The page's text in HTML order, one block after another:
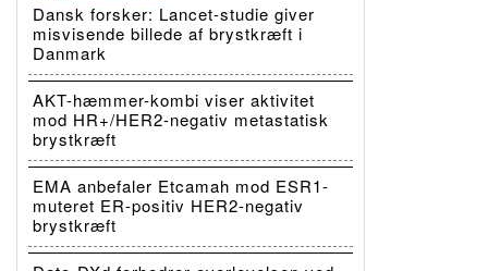
Dansk forsker: Lancet-studie giver
misvisende billede af brystkræft i
Danmark
AKT-hæmmer-kombi viser aktivitet
mod HR+/HER2-negativ metastatisk
brystkræft
EMA anbefaler Etcamah mod ESR1-
muteret ER-positiv HER2-negativ
brystkræft